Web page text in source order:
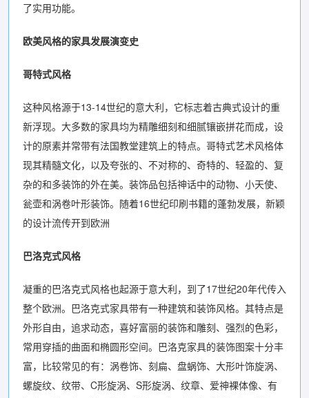
了实用功能。
欧美风格的家具发展演变史
哥特式风格
这种风格源于13-14世纪的意大利，它标志着古典式设计的重
新浮现。大多数的家具均为精雕细刻和细腻镶嵌拼花而成，设
计的原素并常带有法国教堂建筑上的特点。哥特式艺术风格体
现其精髓文化，以及夸张的、不对称的、奇特的、轻盈的、复
杂的和多装饰的外在美。装饰品包括神话中的动物、小天使、
瓮壶和涡卷叶形装饰。随着16世纪印刷书籍的蓬勃发展，新颖
的设计流传开到欧洲
巴洛克式风格
凝重的巴洛克式风格也起源于意大利，到了17世纪20年代传入
整个欧洲。巴洛克式家具带有一种建筑和装饰风格。其特点是
外形自由，追求动态，喜好富丽的装饰和雕刻、强烈的色彩，
常用穿插的曲面和椭圆形空间。巴洛克家具的装饰图案十分丰
富，比较常见的有：涡卷饰、刻扁、盘蜗饰、大形叶饰旋涡、
螺旋纹、纹带、C形旋涡、S形旋涡、纹章、爱神裸体像、有